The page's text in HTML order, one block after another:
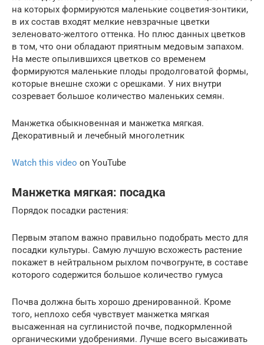
на которых формируются маленькие соцветия-зонтики,
в их состав входят мелкие невзрачные цветки
зеленовато-желтого оттенка. Но плюс данных цветков
в том, что они обладают приятным медовым запахом.
На месте опылившихся цветков со временем
формируются маленькие плоды продолговатой формы,
которые внешне схожи с орешками. У них внутри
созревает большое количество маленьких семян.
Манжетка обыкновенная и манжетка мягкая.
Декоративный и лечебный многолетник
Watch this video on YouTube
Манжетка мягкая: посадка
Порядок посадки растения:
Первым этапом важно правильно подобрать место для
посадки культуры. Самую лучшую всхожесть растение
покажет в нейтральном рыхлом почвогрунте, в составе
которого содержится большое количество гумуса
Почва должна быть хорошо дренированной. Кроме
того, неплохо себя чувствует манжетка мягкая
высаженная на суглинистой почве, подкормленной
органическими удобрениями. Лучше всего высаживать